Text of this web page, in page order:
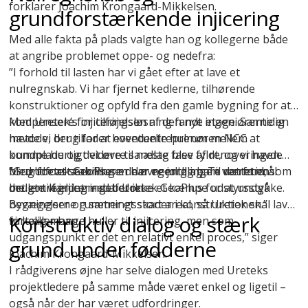
forklarer Joachim Krongaard-Mikkelsen.
grundforstærkende injicering
Med alle fakta på plads valgte han og kollegerne både
at angribe problemet oppe- og nedefra:
”I forhold til lasten har vi gået efter at lave et
nulregnskab. Vi har fjernet kedlerne, tilhørende
konstruktioner og opfyld fra den gamle bygning for at
kompensere for tilføjelsen af den nye etage. Samtidig
havde vi brug for at eventuelle hulrum mellem
bundplade og det øvre sandlag blev fyldt, og vi havde
brug for at stabilisere de øvre jordlag. Til det formål
brugte vi injicering af Uretek GeoPlus for at undgå
bevægelser og sætningsskader i konstruktionen.”
fortæller han.
Med Uretek’s injiceringsløsning fandt ingeniørerne en
metode, der tillader hovedentreprenøren NCC at
komme hurtigt videre til næste fase af renoveringen.
MedUretek GeoPluser der nemlig ingen ventetid, som
det er tilfældet med beton.
”Grundforstærkningen har egentlig bare været en
mellemregning – det er ikke et kæmpe udstyrsstykke.
Bygningerne rummer et stort areal, så Uretek skal lave
virkelig mange huller til injicering, men som
udgangspunkt er det en relativt enkel proces,” siger
Joachim Krongaard-Mikkelsen.
Konstruktiv dialog og stærk
grund under fødderne
I rådgiverens øjne har selve dialogen med Ureteks
projektledere på samme måde været enkel og ligetil –
også når der har været udfordringer.